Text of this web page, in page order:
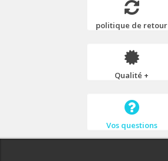
politique de retour
Qualité +
Vos questions